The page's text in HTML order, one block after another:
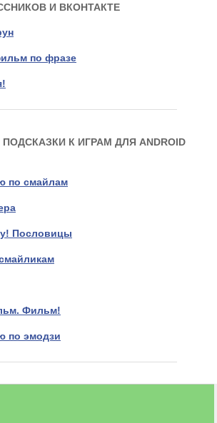
И ВКОНТАКТЕ
по фразе
К ИГРАМ ДЛЯ ANDROID
по смайлам
Пословицы
Фильм!
по эмодзи